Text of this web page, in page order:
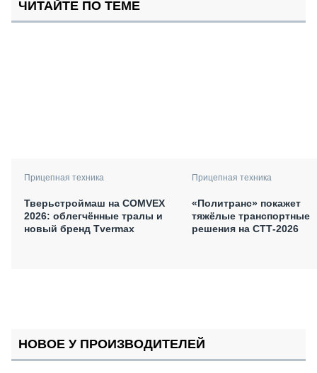
ЧИТАЙТЕ ПО ТЕМЕ
Прицепная техника
Тверьстроймаш на COMVEX
2026: облегчённые тралы и
новый бренд Tvermax
Прицепная техника
«Политранс» покажет
тяжёлые транспортные
решения на СТТ-2026
НОВОЕ У ПРОИЗВОДИТЕЛЕЙ